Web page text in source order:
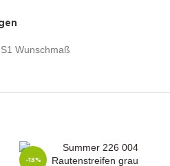
Wunschmaß
-13%